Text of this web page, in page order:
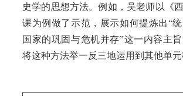
史学的思想方法。例如，吴老师以《
课为例做了示范，展示如何提炼出“
国家的巩固与危机并存”这一内容主
将这种方法举一反三地运用到其他单元